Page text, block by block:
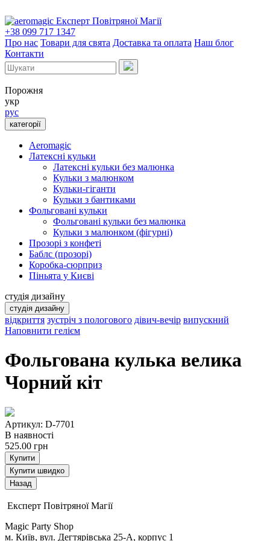
Експерт Повітряної Магії
+38 099 717 1347
Про нас Товари для свята Доставка та оплата Наш блог
Контакти
Порожня
укр
рус
категорії
Aeromagic
Латексні кульки
Латексні кульки без малюнка
Кульки з малюнком
Кульки-гіганти
Кульки з бантиками
Фольговані кульки
Фольговані кульки без малюнка
Кульки з малюнком (фігурні)
Прозорі з конфеті
Баблс (прозорі)
Коробка-сюрприз
Піньята у Києві
студія дизайну
студія дизайну
відкриття зустріч з пологового дівич-вечір випускний
Наповнити гелієм
Фольгована кулька велика
Чорний кіт
Артикул: D-7701
В наявності
525.00 грн
Купити
Купити швидко
Експерт Повітряної Магії
Magic Party Shop
м. Київ, вул. Дегтярівська 25-А, корпус 1